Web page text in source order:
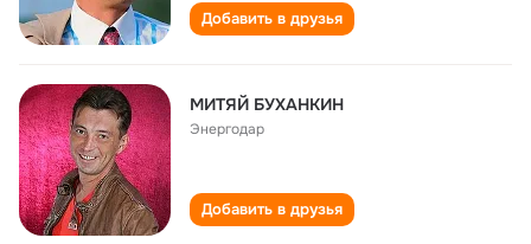
Добавить в друзья
МИТЯЙ БУХАНКИН
Энергодар
Добавить в друзья